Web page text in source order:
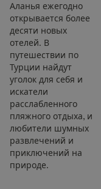
Аланья ежегодно
открывается более
десяти новых
отелей. В
путешествии по
Турции найдут
уголок для себя и
искатели
расслабленного
пляжного отдыха, и
любители шумных
развлечений и
приключений на
природе.